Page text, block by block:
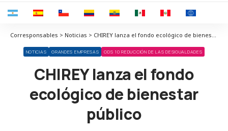
Corresponsables > Noticias > CHIREY lanza el fondo ecológico de bienestar público
NOTICIAS GRANDES EMPRESAS ODS 10 REDUCCIÓN DE LAS DESIGUALDADES
CHIREY lanza el fondo
ecológico de bienestar
público